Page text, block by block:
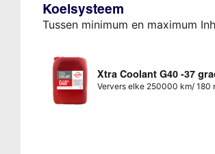
Koelsysteem
Tussen minimum en maximum
Xtra Coolant G40 -37
Ververs elke 250000 km/ 180